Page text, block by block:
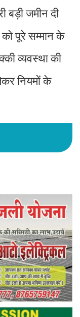
बड़ी जमीन दी
पूरे सम्मान के
व्यवस्था की
नियमों के